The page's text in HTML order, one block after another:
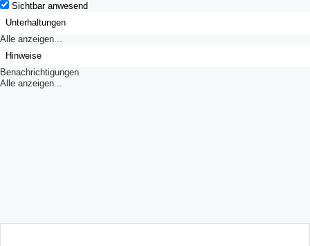
Sichtbar anwesend
Unterhaltungen
Alle anzeigen...
Hinweise
Benachrichtigungen
Alle anzeigen...